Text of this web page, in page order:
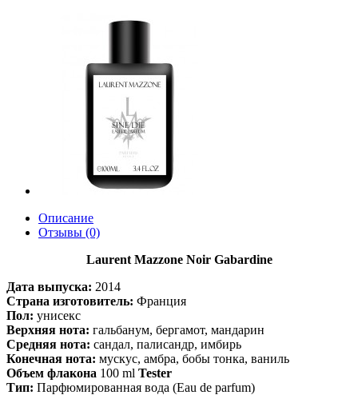
Описание
Отзывы (0)
Laurent Mazzone Noir Gabardine
Дата выпуска: 2014
Страна изготовитель: Франция
Пол: унисекс
Верхняя нота: гальбанум, бергамот, мандарин
Средняя нота: сандал, палисандр, имбирь
Конечная нота: мускус, амбра, бобы тонка, ваниль
Объем флакона 100 ml Tester
Тип: Парфюмированная вода (Eau de parfum)